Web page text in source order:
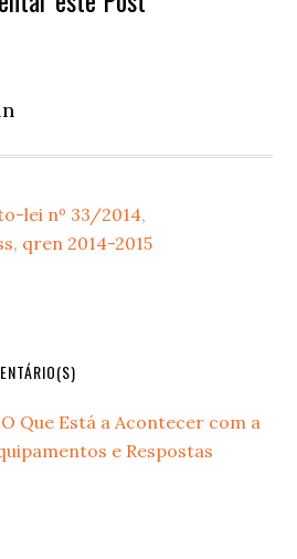
lei nº 33/2014,
, qren 2014-2015
Que Está a Acontecer com a
e Respostas